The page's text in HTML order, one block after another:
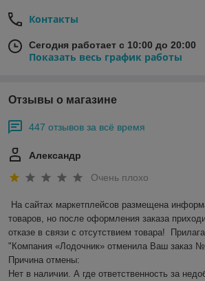
Контакты
Сегодня работает с 10:00 до 20:00
Показать весь график работы
Отзывы о магазине
447 отзывов за всё время
Александр
Очень плохо
На сайтах маркетплейсов размещена
товаров, но после оформления заказа
отказе в связи с отсутствием товара!
"Компания «Лодочник» отменила Ваш заказ
Причина отмены:
Нет в наличии. А где ответственность за